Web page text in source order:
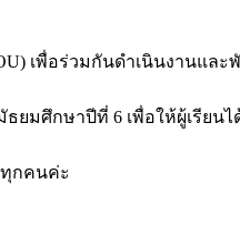
เพื่อร่วมกันดำเนินงานแล
มศึกษาปีที่ 6 เพื่อให้ผู้เรียน
กคนค่ะ